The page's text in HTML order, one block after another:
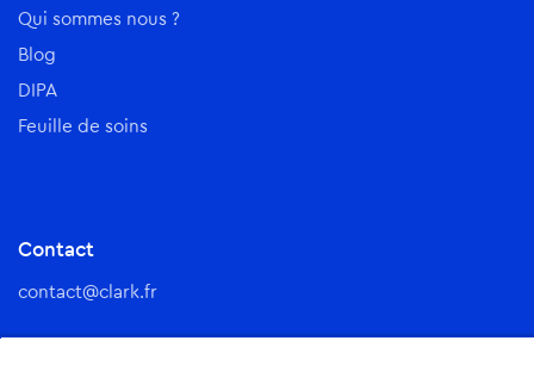
Qui sommes nous ?
Blog
DIPA
Feuille de soins
Contact
contact@clark.fr